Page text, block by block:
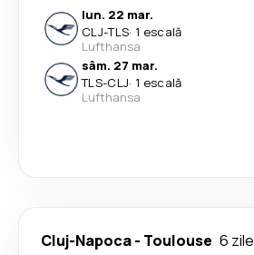
lun. 22 mar.
CLJ-TLS· 1 escală
Lufthansa
sâm. 27 mar.
TLS-CLJ· 1 escală
Lufthansa
Cluj-Napoca- Toulouse 6 zile